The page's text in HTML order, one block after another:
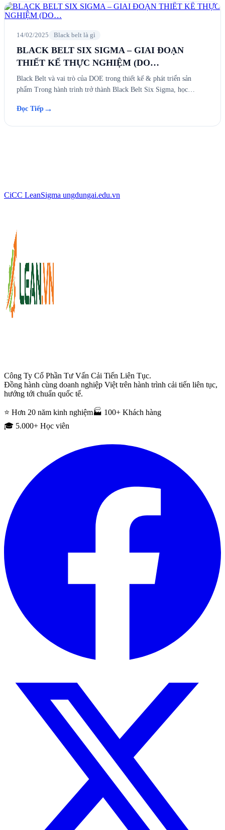
14/02/2025 Black belt là gì
BLACK BELT SIX SIGMA – GIAI ĐOẠN
THIẾT KẾ THỰC NGHIỆM (DO…
Black Belt và vai trò của DOE trong thiết kế & phát triển sản
phẩm Trong hành trình trở thành Black Belt Six Sigma, học…
Đọc Tiếp →
CiCC LeanSigma ungdungai.edu.vn
Công Ty Cổ Phần Tư Vấn Cải Tiến Liên Tục.
Đồng hành cùng doanh nghiệp Việt trên hành trình cải tiến liên tục,
hướng tới chuẩn quốc tế.
⭐ Hơn 20 năm kinh nghiệm🏭 100+ Khách hàng
🎓 5.000+ Học viên